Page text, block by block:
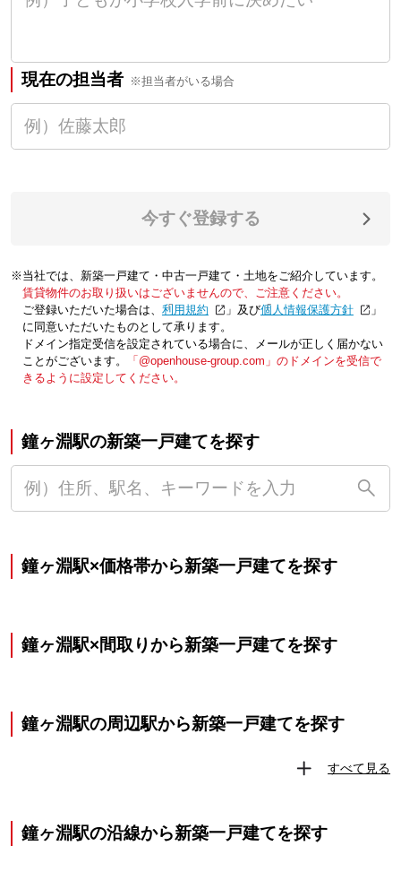
現在の担当者 ※担当者がいる場合
今すぐ登録する
※当社では、新築一戸建て・中古一戸建て・土地をご紹介しています。
賃貸物件のお取り扱いはございませんので、ご注意ください。
ご登録いただいた場合は、「利用規約 」及び「個人情報保護方針
」
に同意いただいたものとして承ります。
ドメイン指定受信を設定されている場合に、メールが正しく届かない
ことがございます。
「@openhouse-group.com」のドメインを受信で
きるように設定してください。
鐘ヶ淵駅の新築一戸建てを探す
鐘ヶ淵駅×価格帯から新築一戸建てを探す
鐘ヶ淵駅×間取りから新築一戸建てを探す
鐘ヶ淵駅の周辺駅から新築一戸建てを探す
すべて見る
鐘ヶ淵駅の沿線から新築一戸建てを探す